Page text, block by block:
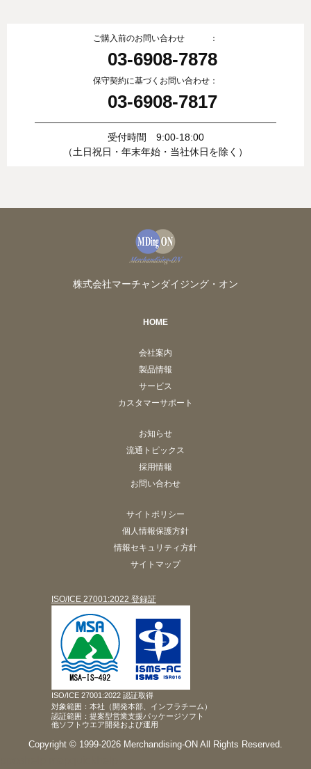
ご購入前のお問い合わせ ：
03-6908-7878
保守契約に基づくお問い合わせ：
03-6908-7817
受付時間 9:00-18:00
（土日祝日・年末年始・当社休日を除く）
株式会社マーチャンダイジング・オン
HOME
会社案内
製品情報
サービス
カスタマーサポート
お知らせ
流通トピックス
採用情報
お問い合わせ
サイトポリシー
個人情報保護方針
情報セキュリティ方針
サイトマップ
ISO/ICE 27001:2022 登録証
ISO/ICE 27001:2022 認証取得
対象範囲：本社（開発本部、インフラチーム）
認証範囲：提案型営業支援パッケージソフト
他ソフトウエア開発および運用
Copyright © 1999-2026 Merchandising-ON All Rights Reserved.